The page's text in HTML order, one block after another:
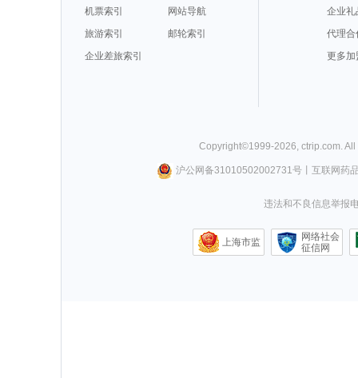
机票索引
网站导航
旅游索引
邮轮索引
企业差旅索引
企业礼
代理合
更多加
Copyright©1999-2026, ctrip.com.
沪公网备31010502002731号丨 互联网药
违法和不良信息举报
上海市监
网络社会
征信网